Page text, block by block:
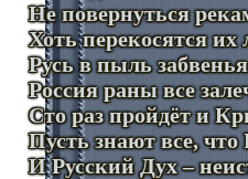
Не повернуться
Хоть перекосятся их
Русь в пыль
Россия раны все
Сто раз пройдёт и
Пусть знают все, что
И Русский Дух –